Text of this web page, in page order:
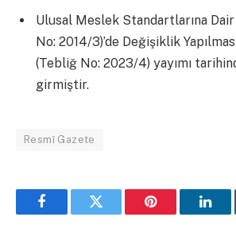
Ulusal Meslek Standartlarına
No: 2014/3)’de Değişiklik
(Tebliğ No: 2023/4) yayımı
girmiştir.
Resmî Gazete
FacebookTwitter Pinterest